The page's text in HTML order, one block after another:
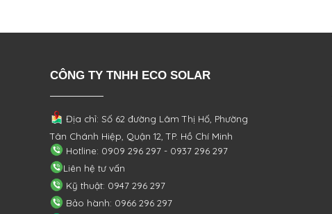
CÔNG TY TNHH ECO SOLAR
Địa chỉ: Số 62 đường Lâm Thị Hố, Phường
Tân Chánh Hiệp, Quận 12, TP. Hồ Chí Minh
Hotline: 0909 296 297 - 0937 296 297
Liên hệ tư vấn
Kỹ thuật: 0947 296 297
Bảo hành: 0966 296 297